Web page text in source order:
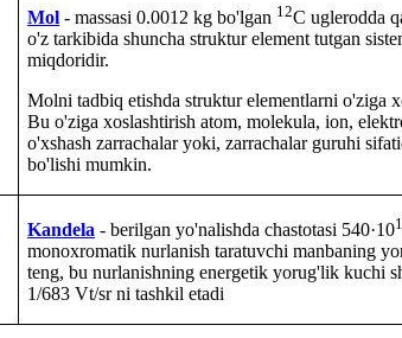
Mol - massasi0.0012 kg bo'lgan 12C uglerodda
o'z tarkibida shuncha struktur element tutgan
miqdoridir.
Molni tadbiq etishdastrukturelementlarnio'ziga
Bu o'zigaxoslashtirish atom, molekula, ion,
o'xshash zarrachalar yoki, zarrachalar guruhi
bo'lishi mumkin.
Kandela - berilgan yo'nalishda chastotasi 540·10
monoxromatik nurlanish taratuvchi manbaning
teng, bunurlanishning energetikyorug'lik kuchi
1/683 Vt/sr ni tashkil etadi